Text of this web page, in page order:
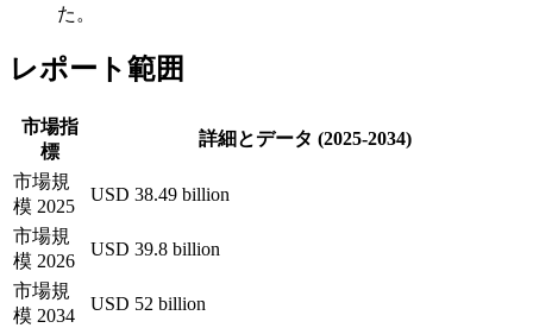
た。
レポート範囲
市場指
標
詳細とデータ (2025-2034)
市場規
模 2025
USD 38.49 billion
市場規
模 2026
USD 39.8 billion
市場規
模 2034
USD 52 billion